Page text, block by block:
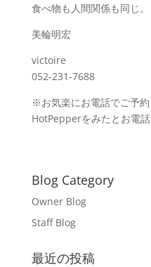
食べ物も人間関係も同じ。
美輪明宏
victoire
052-231-7688
※お気楽にお電話でご予約
HotPepperをみたとお電話
Blog Category
Owner Blog
Staff Blog
最近の投稿